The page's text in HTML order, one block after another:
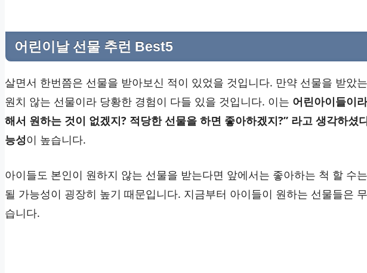
어린이날 선물 추런 Best5
살면서 한번쯤은 선물을 받아보신 적이 있었을 것입니다. 만약 선물을 받았
원치 않는 선물이라 당황한 경험이 다들 있을 것입니다. 이는 어린아이들이
해서 원하는 것이 없겠지? 적당한 선물을 하면 좋아하겠지?” 라고 생각하셨
능성이 높습니다.
아이들도 본인이 원하지 않는 선물을 받는다면 앞에서는 좋아하는 척 할 수
될 가능성이 굉장히 높기 때문입니다. 지금부터 아이들이 원하는 선물들은
습니다.